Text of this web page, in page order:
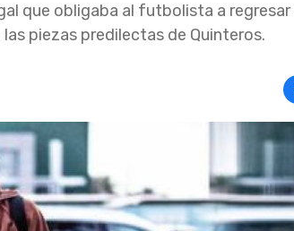
que obligaba al futbolista a regresar
piezas predilectas de Quinteros.